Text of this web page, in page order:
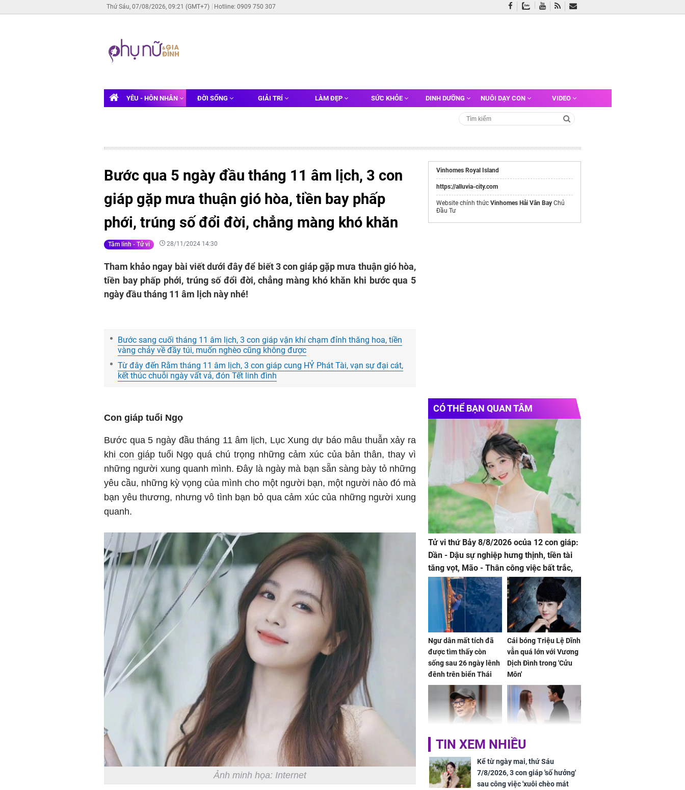
Thứ Sáu, 07/08/2026, 09:21 (GMT+7) Hotline: 0909 750 307
YÊU - HÔN NHÂN ĐỜI SỐNG GIẢI TRÍ LÀM ĐẸP SỨC KHỎE DINH DƯỠNG NUÔI DẠY CON VIDEO
Bước qua 5 ngày đầu tháng 11 âm lịch, 3 con
giáp gặp mưa thuận gió hòa, tiền bay phấp
phới, trúng số đổi đời, chẳng màng khó khăn
Tâm linh - Tử vi 28/11/2024 14:30
Tham khảo ngay bài viết dưới đây để biết 3 con giáp gặp mưa thuận gió hòa,
tiền bay phấp phới, trúng số đổi đời, chẳng màng khó khăn khi bước qua 5
ngày đầu tháng 11 âm lịch này nhé!
Bước sang cuối tháng 11 âm lịch, 3 con giáp vận khí chạm đỉnh thăng hoa, tiền
vàng chảy về đầy túi, muốn nghèo cũng không được
Từ đây đến Rằm tháng 11 âm lịch, 3 con giáp cung HỶ Phát Tài, vạn sự đại cát,
kết thúc chuỗi ngày vất vả, đón Tết linh đình
Con giáp tuổi Ngọ
Bước qua 5 ngày đầu tháng 11 âm lịch, Lục Xung dự báo mâu thuẫn xảy ra
khi con giáptuổi Ngọ quá chú trọng những cảm xúc của bản thân, thay vì
những người xung quanh mình. Đây là ngày mà bạn sẵn sàng bày tỏ những
yêu cầu, những kỳ vọng của mình cho một người bạn, một người nào đó mà
bạn yêu thương, nhưng vô tình bạn bỏ qua cảm xúc của những người xung
quanh.
Ảnh minh họa: Internet
Vinhomes Royal Island
https://alluvia-city.com
Website chính thức Vinhomes Hải Vân Bay Chủ
Đầu Tư
CÓ THỂ BẠN QUAN TÂM
Tử vi thứ Bảy 8/8/2026 ocủa 12 con giáp:
Dần - Dậu sự nghiệp hưng thịnh, tiền tài
tăng vọt, Mão - Thân công việc bất trắc,
tiền mất tật mang
Ngư dân mất tích đã
được tìm thấy còn
sống sau 26 ngày lênh
đênh trên biển Thái
Bình Dương
Cái bóng Triệu Lệ Dĩnh
vẫn quá lớn với Vương
Dịch Đình trong 'Cửu
Môn'
Lý Liên Kiệt lên tiếng
sau tin đồn thay tim,
cởi áo chứng minh sức
khỏe
Cô gái bị ép đi xem
mắt, nhưng vừa thấy
đối tượng mai mối thì
đỏ mặt ‘đứng hình’
TIN XEM NHIỀU
Kể từ ngày mai, thứ Sáu
7/8/2026, 3 con giáp 'số hưởng'
sau công việc 'xuôi chèo mát